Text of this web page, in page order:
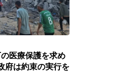
医療保護を求め
府は約束の実行を